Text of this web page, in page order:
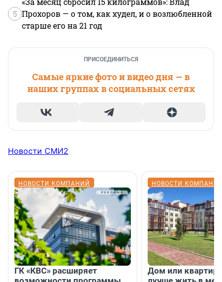
5 Прохоров — о том, как худел, и о возлюбленной
старше его на 21 год
ПРИСОЕДИНИТЬСЯ
Самые яркие фото и видео дня — в
наших группах в социальных сетях
Новости СМИ2
НОВОСТИ КОМПАНИЙ
ГК «КВС» расширяет
НОВОСТИ
Дом или